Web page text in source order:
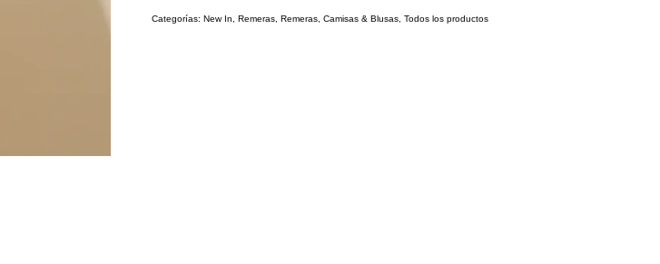
Categorías: New In Remeras, Remeras, Camisas & Blusas, Todos los productos